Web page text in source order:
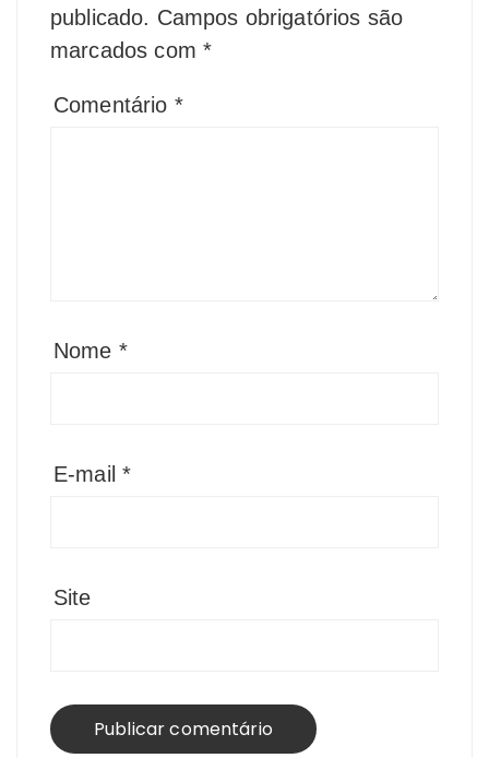
publicado. Campos obrigatórios são
marcados com *
Comentário *
Nome *
E-mail*
Site